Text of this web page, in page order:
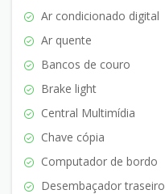
Ar condicionado digital
Ar quente
Bancos de couro
Brake light
Central Multimídia
Chave cópia
Computador de bordo
Desembaçador traseiro